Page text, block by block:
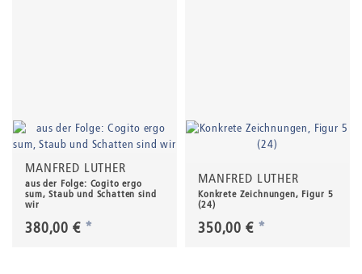
MANFRED LUTHER
aus der Folge: Cogito ergo
sum, Staub und Schatten sind
wir
380,00 € *
MANFRED LUTHER
Konkrete Zeichnungen, Figur 5
(24)
350,00 € *